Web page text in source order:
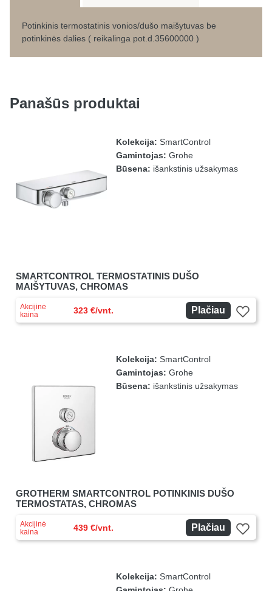
Potinkinis termostatinis vonios/dušo maišytuvas be
potinkinės dalies ( reikalinga pot.d.35600000 )
Panašūs produktai
Kolekcija: SmartControl
Gamintojas: Grohe
Būsena: išankstinis užsakymas
SMARTCONTROL TERMOSTATINIS DUŠO
MAIŠYTUVAS, CHROMAS
Akcijinė
kaina
323 €/vnt. Plačiau
Kolekcija: SmartControl
Gamintojas: Grohe
Būsena: išankstinis užsakymas
GROTHERM SMARTCONTROL POTINKINIS DUŠO
TERMOSTATAS, CHROMAS
Akcijinė
kaina
439 €/vnt. Plačiau
Kolekcija: SmartControl